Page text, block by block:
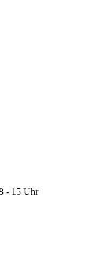
- 15 Uhr